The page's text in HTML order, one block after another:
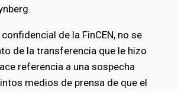
de la FinCEN, no se
de la transferencia que le hizo
referencia a una sospecha
medios de prensa de que el